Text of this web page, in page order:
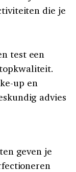
die je
test een
up en
advies
geven je